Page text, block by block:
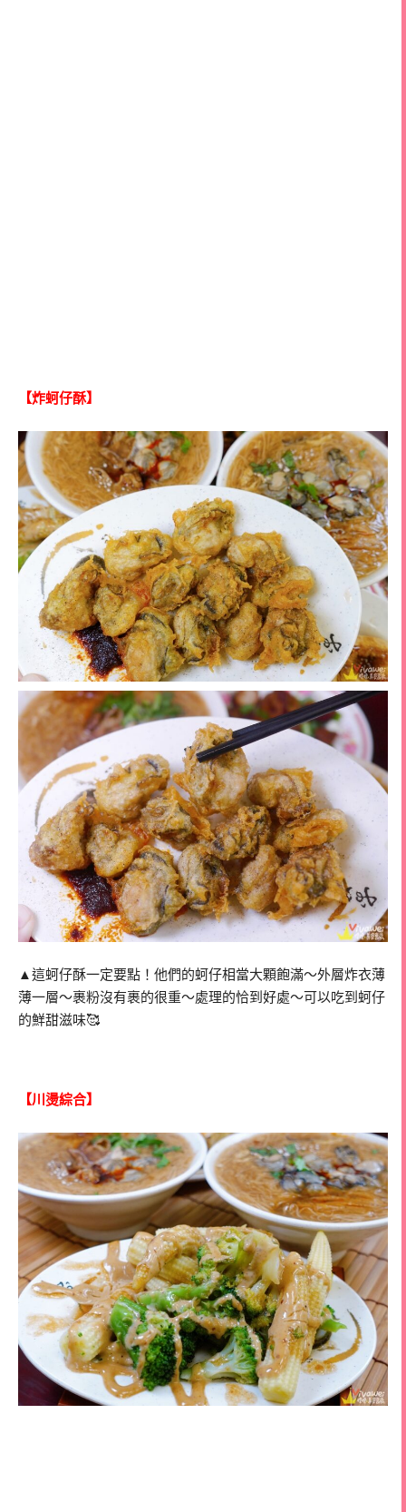
【炸蚵仔酥】
▲這蚵仔酥一定要點！他們的蚵仔相當大顆飽滿～外層炸衣薄
薄一層～裹粉沒有裹的很重～處理的恰到好處～可以吃到蚵仔
的鮮甜滋味🥰
【川燙綜合】